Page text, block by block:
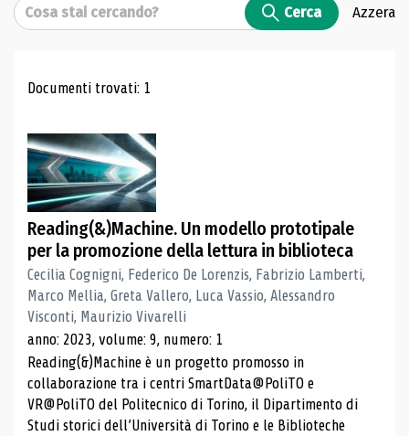
Cerca Cerca Azzera
Risultati di ricerca
Documenti trovati: 1
Reading(&)Machine. Un modello prototipale
per la promozione della lettura in biblioteca
Cecilia Cognigni, Federico De Lorenzis, Fabrizio Lamberti,
Marco Mellia, Greta Vallero, Luca Vassio, Alessandro
Visconti, Maurizio Vivarelli
anno: 2023, volume: 9, numero: 1
Reading(&)Machine è un progetto promosso in
collaborazione tra i centri SmartData@PoliTO e
VR@PoliTO del Politecnico di Torino, il Dipartimento di
Studi storici dell’Università di Torino e le Biblioteche